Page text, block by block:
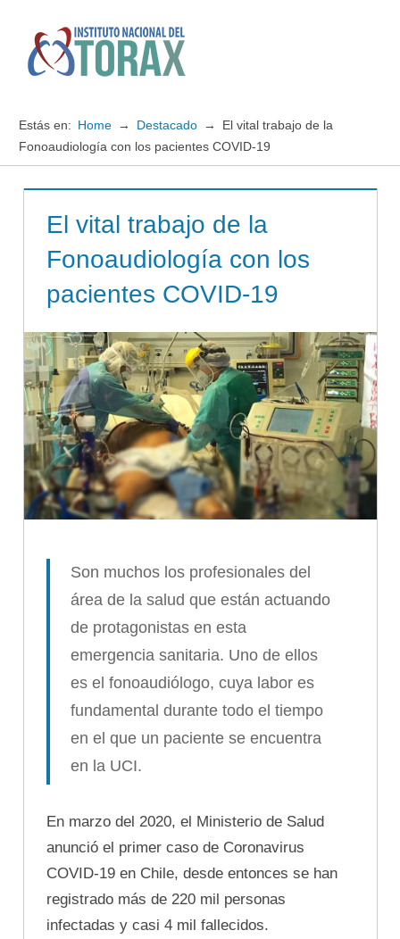
contenido
Instituto
del
TORAX
Estás en: Home Destacado
El vital trabajo de la
Fonoaudiología con los pacientes COVID-19
El vital trabajo de la
Fonoaudiología con los
pacientes COVID-19
Son muchos los profesionales del
área de la salud que están actuando
de protagonistas en esta
emergencia sanitaria. Uno de ellos
es el fonoaudiólogo, cuya labor es
fundamental durante todo el tiempo
en el que un paciente se encuentra
en la UCI.
En marzo del 2020, el Ministerio de Salud
anunció el primer caso de Coronavirus
COVID-19 en Chile, desde entonces se han
registrado más de 220 mil personas
infectadas y casi 4 mil fallecidos.